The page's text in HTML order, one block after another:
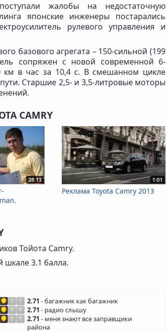
жалобы на недостаточную
японские инженеры постарались
рулевого управления и
базового агрегата – 150-сильной (199
сопряжен с новой современной 6-
км в час за 10,4 с. В смешанном цикле
Старшие 2,5- и 3,5-литровые моторы
CAMRY
28:13 1:01
Реклама Toyota Camry 2013
Тойота Camry.
шкале 3.1 балла.
2.71 - багажник как багажник
2.71 - радио слышу
2.71 - меня знают все заправщики
района